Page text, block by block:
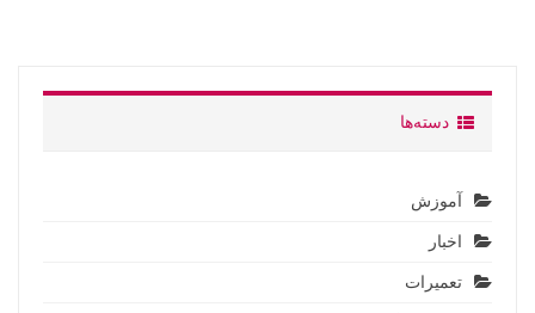
دسته‌ها
آموزش
اخبار
تعمیرات